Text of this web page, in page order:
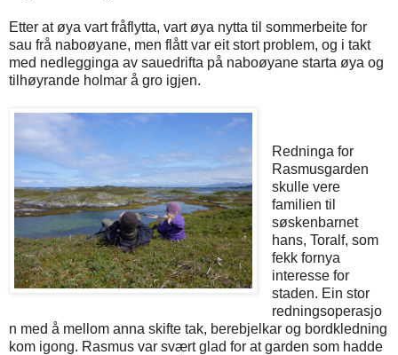
Etter at øya vart fråflytta, vart øya nytta til sommerbeite for
sau frå naboøyane, men flått var eit stort problem, og i takt
med nedlegginga av sauedrifta på naboøyane starta øya og
tilhøyrande holmar å gro igjen.
Redninga for
Rasmusgarden
skulle vere
familien til
søskenbarnet
hans, Toralf, som
fekk fornya
interesse for
staden. Ein stor
redningsoperasjo
n med å mellom anna skifte tak, berebjelkar og bordkledning
kom igong. Rasmus var svært glad for at garden som hadde